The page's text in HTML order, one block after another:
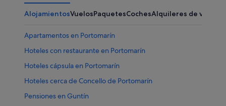
AlojamientosVuelosPaquetesCochesAlquileres de
Apartamentos en Portomarín
Hoteles con restaurante en Portomarín
Hoteles cápsula en Portomarín
Hoteles cerca de Concello de Portomarín
Pensiones en Guntín